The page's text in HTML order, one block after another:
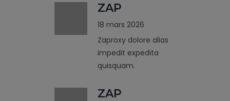
ZAP
18 mars 2026
Zaproxy dolore alias
impedit expedita
quisquam.
ZAP